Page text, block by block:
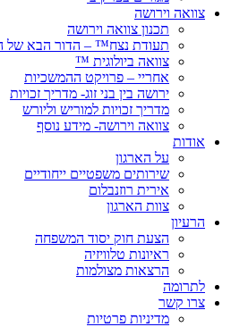
צוואה וירושה
תכנון צוואה וירושה
תעודת נצח™ – הדור הבא של
צוואה ביולוגית ™
אחריי – פרויקט ההמשכיות
ירושה בין בני זוג- מדריך זכויות
מדריך זכויות למוריש וליורש
צוואה וירושה- מידע נוסף
אודות
על הארגון
שירותים משפטיים ייחודיים
אירית רוזנבלום
צוות הארגון
הרעיון
הצעת חוק יסוד המשפחה
ראיונות טלוויזיה
הרצאות מצולמות
לתרומה
צרו קשר
מדיניות פרטיות